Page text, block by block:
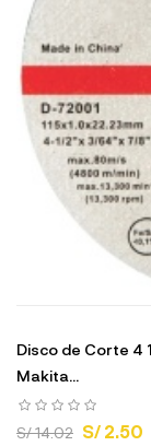
Disco de Corte 4
Makita...
S/ 14.02 S/ 2.50